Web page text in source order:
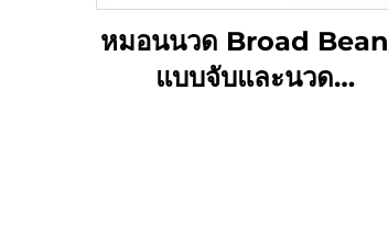
หมอนนวด Broad Bean
แบบจับและนวด